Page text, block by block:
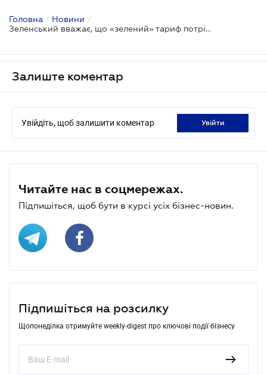
Головна / Новини /
Зеленський вважає, що «зелений» тариф потрібно знижувати
Залиште коментар
Увійдіть, щоб залишити коментар увійти
Читайте нас в соцмережах.
Підпишіться, щоб бути в курсі усіх бізнес-новин.
Підпишіться на розсилку
Щопонеділка отримуйте weekly-digest про ключові події бізнесу